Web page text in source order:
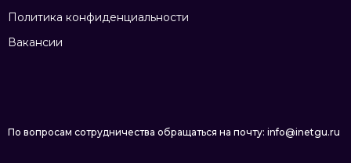
Политика конфиденциальности
Вакансии
По вопросам сотрудничества обращаться на почту: info@inetgu.ru